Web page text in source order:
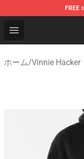
FREE
Open menu
Vinnie Hacker
ホーム/Vinnie Hacker